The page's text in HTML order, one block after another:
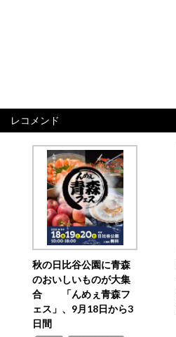
レコメンド
秋の日比谷公園に青森
のおいしいものが大集
合 「んめぇ青森フ
ェス」、9月18日から3
日間